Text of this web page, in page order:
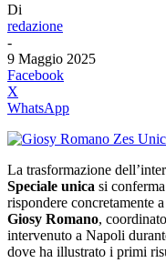
Di
redazione
-
9 Maggio 2025
Facebook
X
WhatsApp
La trasformazione
Speciale unica si
rispondere concretamente
Giosy Romano,
intervenuto a Napoli
dove ha illustrato i primi